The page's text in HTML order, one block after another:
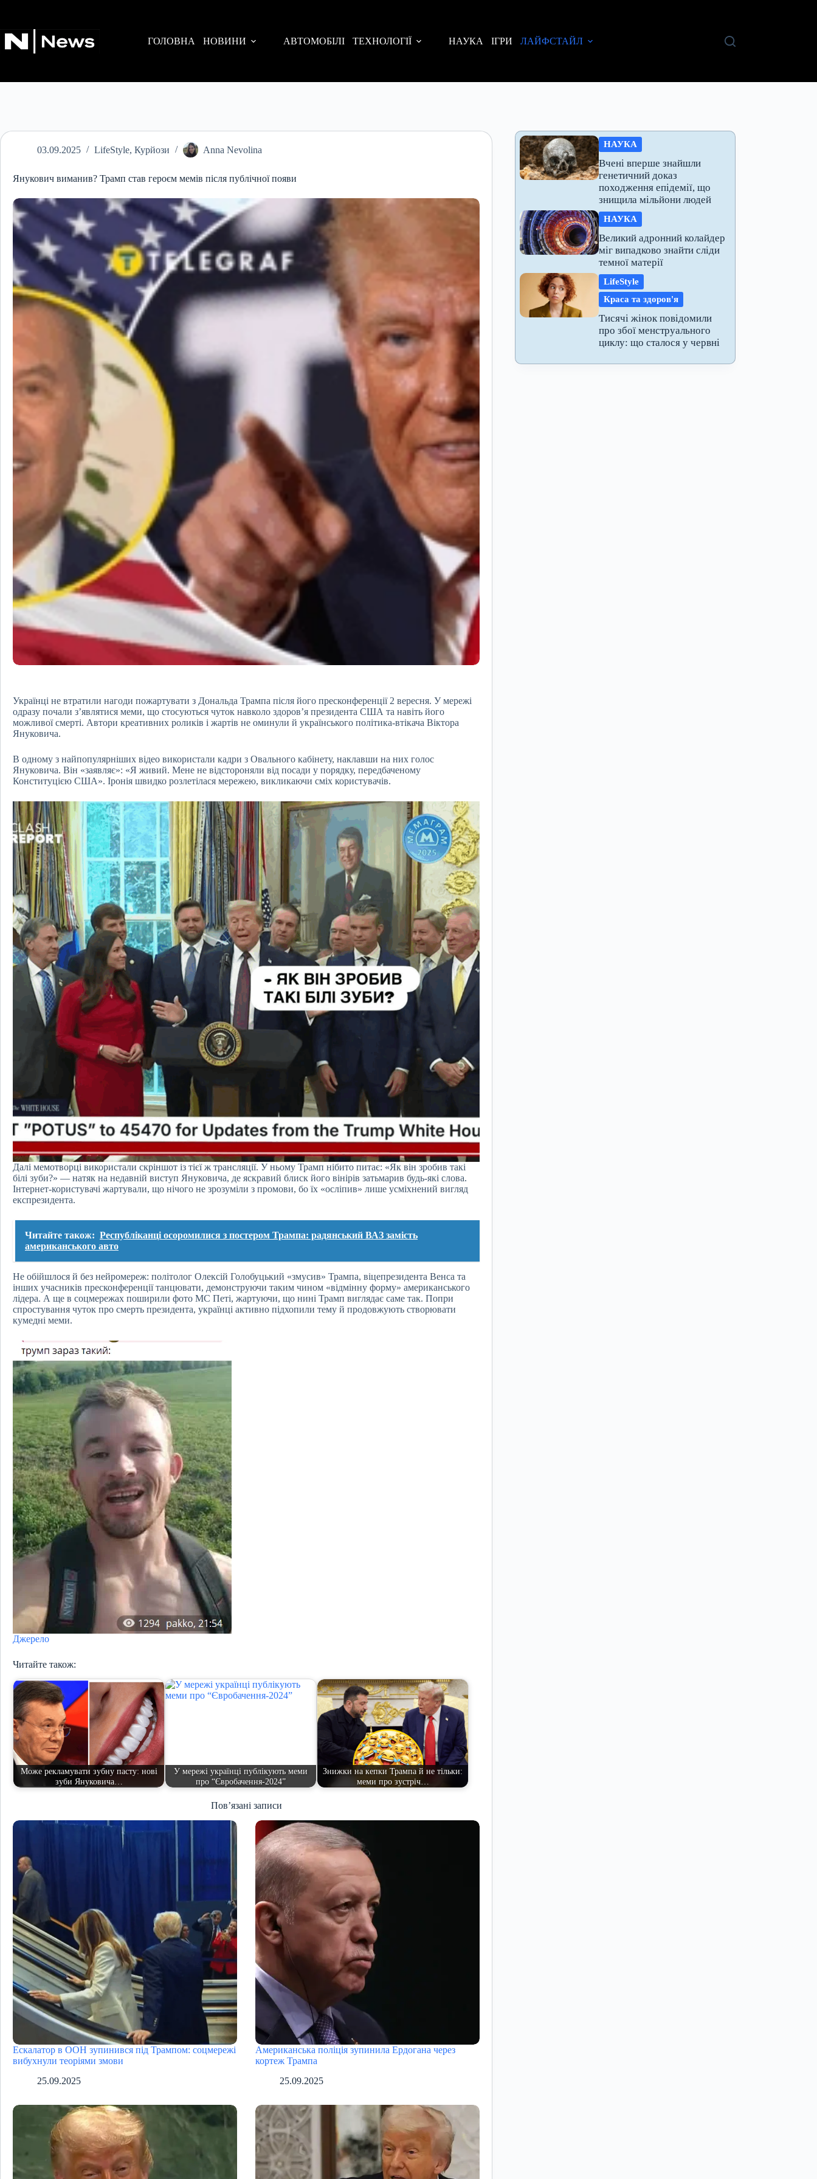
ГОЛОВНА
НОВИНИ АВТОМОБІЛІ ТЕХНОЛОГІЇ НАУКА ІГРИ ЛАЙФСТАЙЛ
03.09.2025 LifeStyle, Курйози Anna Nevolina
Янукович виманив? Трамп став героєм мемів після публічної появи
Українці не втратили нагоди пожартувати з Дональда Трампа після його пресконференції 2 вересня. У мережі
одразу почали з’являтися меми, що стосуються чуток навколо здоров’я президента США та навіть його
можливої смерті. Автори креативних роликів і жартів не оминули й українського політика-втікача Віктора
Януковича.
В одному з найпопулярніших відео використали кадри з Овального кабінету, наклавши на них голос
Януковича. Він «заявляє»: «Я живий. Мене не відстороняли від посади у порядку, передбаченому
Конституцією США». Іронія швидко розлетілася мережею, викликаючи сміх користувачів.
Далі мемотворці використали скріншот із тієї ж трансляції. У ньому Трамп нібито питає: «Як він зробив такі
білі зуби?» — натяк на недавній виступ Януковича, де яскравий блиск його вінірів затьмарив будь-які слова.
Інтернет-користувачі жартували, що нічого не зрозуміли з промови, бо їх «осліпив» лише усміхнений вигляд
експрезидента.
Читайте також: Республіканці осоромилися з постером Трампа: радянський ВАЗ замість
американського авто
Не обійшлося й без нейромереж: політолог Олексій Голобуцький «змусив» Трампа, віцепрезидента Венса та
інших учасників пресконференції танцювати, демонструючи таким чином «відмінну форму» американського
лідера. А ще в соцмережах поширили фото МС Петі, жартуючи, що нині Трамп виглядає саме так. Попри
спростування чуток про смерть президента, українці активно підхопили тему й продовжують створювати
кумедні меми.
Джерело
Читайте також:
Може рекламувати зубну пасту: нові
зуби Януковича…
У мережі українці публікують меми
про “Євробачення-2024”
Знижки на кепки Трампа й не тільки:
меми про зустріч…
Пов’язані записи
Ескалатор в ООН зупинився під Трампом: соцмережі
вибухнули теоріями змови
25.09.2025
Американська поліція зупинила Ердогана через
кортеж Трампа
25.09.2025
НАУКА
Вчені вперше знайшли
генетичний доказ
походження епідемії, що
знищила мільйони людей
НАУКА
Великий адронний колайдер
міг випадково знайти сліди
темної матерії
LifeStyle
Краса та здоров'я
Тисячі жінок повідомили
про збої менструального
циклу: що сталося у червні